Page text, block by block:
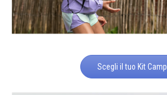
Scegli il tuo Kit Camp